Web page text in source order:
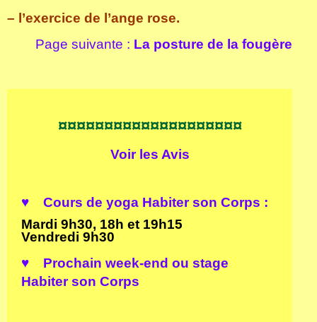
– l’exercice de l’ange rose.
Page suivante : La posture de la fougère
¤¤¤¤¤¤¤¤¤¤¤¤¤¤¤¤¤¤¤¤
Voir les Avis
♥ Cours de yoga Habiter son Corps :
Mardi 9h30, 18h et 19h15
Vendredi 9h30
♥ Prochain week-end ou stage
Habiter son Corps